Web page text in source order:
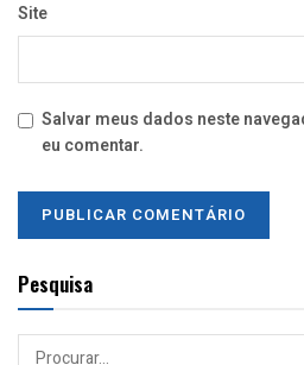
Site
Salvar meus dados neste
eu comentar.
Pesquisa